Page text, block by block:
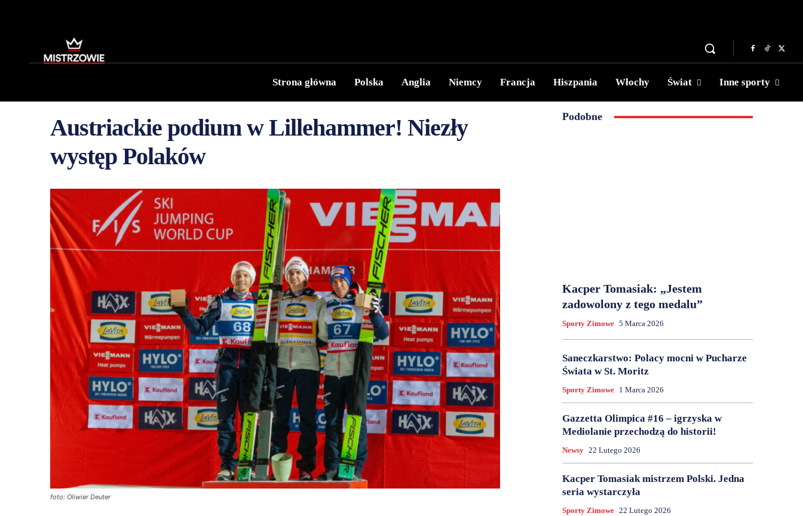
Strona główna Polska Anglia Niemcy Francja Hiszpania Włochy Świat Inne sporty
Austriackie podium w Lillehammer! Niezły
występ Polaków
foto: Oliwier Deuter
Podobne
Kacper Tomasiak: „Jestem
zadowolony z tego medalu”
Sporty Zimowe 5 Marca 2026
Saneczkarstwo: Polacy mocni w Pucharze
Świata w St. Moritz
Sporty Zimowe 1 Marca 2026
Gazzetta Olimpica #16 – igrzyska w
Mediolanie przechodzą do historii!
Newsy 22 Lutego 2026
Kacper Tomasiak mistrzem Polski. Jedna
seria wystarczyła
Sporty Zimowe 22 Lutego 2026